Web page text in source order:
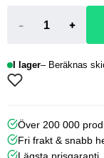
- +
I lager Beräknas
Över 200 000
Fri frakt & snabb